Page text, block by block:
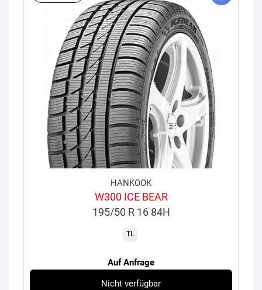
HANKOOK
W300 ICE BEAR
195/50 R 16 84H
TL
Auf Anfrage
Nicht verfügbar